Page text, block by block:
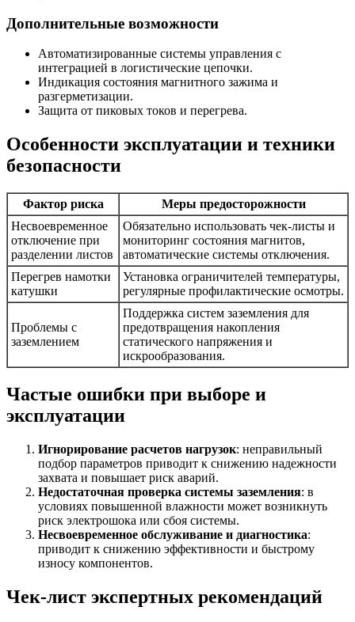
Дополнительные возможности
Автоматизированные системы управления с
интеграцией в логистические цепочки.
Индикация состояния магнитного зажима и
разгерметизации.
Защита от пиковых токов и перегрева.
Особенности эксплуатации и техники
безопасности
Фактор риска
Меры предосторожности
Несвоевременное
отключение при
разделении листов
Обязательно использовать чек-листы и
мониторинг состояния магнитов,
автоматические системы отключения.
Перегрев намотки
катушки
Установка ограничителей температуры,
регулярные профилактические осмотры.
Проблемы с
заземлением
Поддержка систем заземления для
предотвращения накопления
статического напряжения и
искрообразования.
Частые ошибки при выборе и
эксплуатации
Игнорирование расчетов нагрузок: неправильный
подбор параметров приводит к снижению надежности
захвата и повышает риск аварий.
Недостаточная проверка системы заземления: в
условиях повышенной влажности может возникнуть
риск электрошока или сбоя системы.
Несвоевременное обслуживание и диагностика:
приводит к снижению эффективности и быстрому
износу компонентов.
Чек-лист экспертных рекомендаций